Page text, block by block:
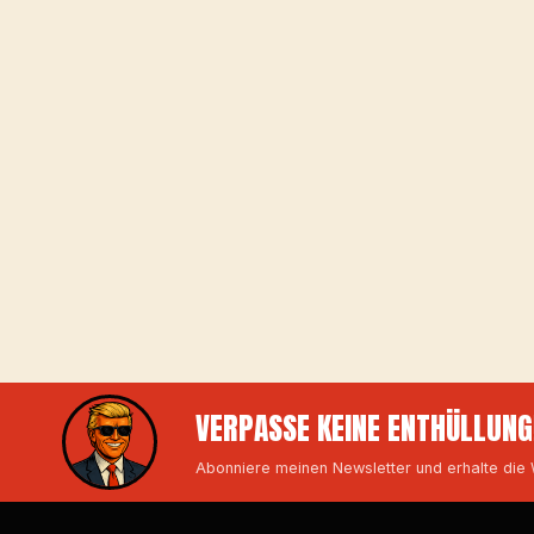
VERPASSE KEINE
Abonniere meinen Newsletter und erhalte